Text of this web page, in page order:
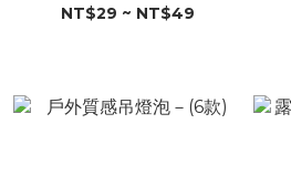
NT$29 ~ NT$49